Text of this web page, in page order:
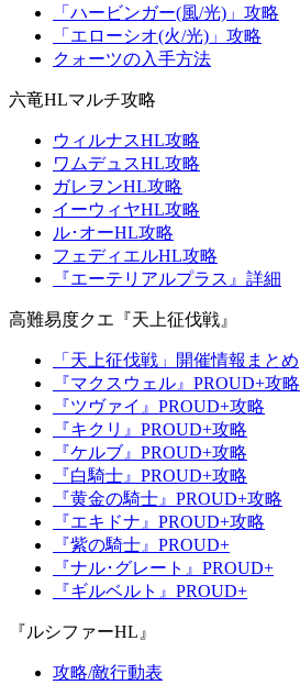
「ハービンガー(風/光)」攻略
「エローシオ(火/光)」攻略
クォーツの入手方法
六竜HLマルチ攻略
ウィルナスHL攻略
ワムデュスHL攻略
ガレヲンHL攻略
イーウィヤHL攻略
ル･オーHL攻略
フェディエルHL攻略
『エーテリアルプラス』詳細
高難易度クエ『天上征伐戦』
「天上征伐戦」開催情報まとめ
『マクスウェル』PROUD+攻略
『ツヴァイ』PROUD+攻略
『キクリ』PROUD+攻略
『ケルブ』PROUD+攻略
『白騎士』PROUD+攻略
『黄金の騎士』PROUD+攻略
『エキドナ』PROUD+攻略
『紫の騎士』PROUD+
『ナル･グレート』PROUD+
『ギルベルト』PROUD+
『ルシファーHL』
攻略/敵行動表